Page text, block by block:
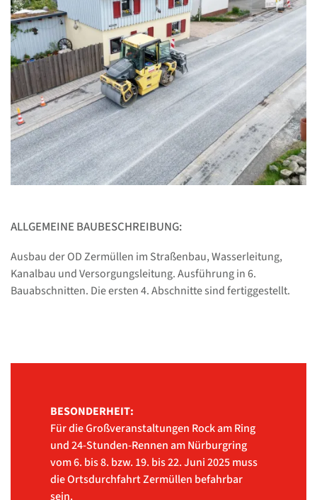
ALLGEMEINE BAUBESCHREIBUNG:
Ausbau der OD Zermüllen im Straßenbau, Wasserleitung,
Kanalbau und Versorgungsleitung. Ausführung in 6.
Bauabschnitten. Die ersten 4. Abschnitte sind fertiggestellt.
BESONDERHEIT:
Für die Großveranstaltungen Rock am Ring
und 24-Stunden-Rennen am Nürburgring
vom 6. bis 8. bzw. 19. bis 22. Juni 2025 muss
die Ortsdurchfahrt Zermüllen befahrbar
sein.